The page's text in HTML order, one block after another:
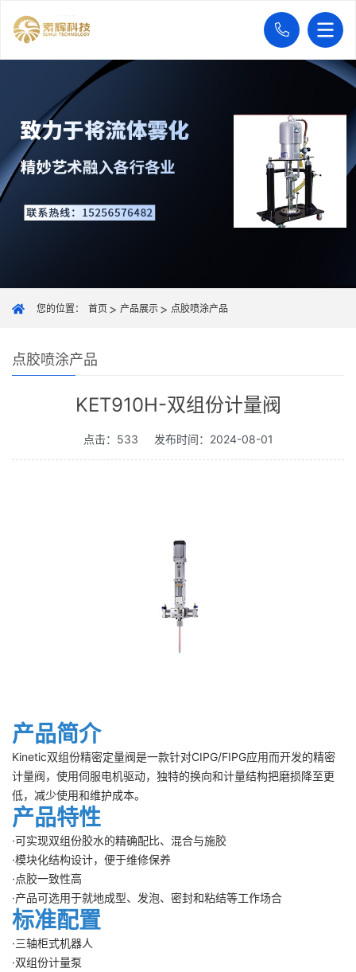
您的位置： 首页 产品展示 点胶喷涂产品
点胶喷涂产品
KET910H-双组份计量阀
点击：533 发布时间：2024-08-01
产品简介
Kinetic双组份精密定量阀是一款针对CIPG/FIPG应用而开发的精密
计量阀，使用伺服电机驱动，独特的换向和计量结构把磨损降至更
低，减少使用和维护成本。
产品特性
·可实现双组份胶水的精确配比、混合与施胶
·模块化结构设计，便于维修保养
·点胶一致性高
·产品可选用于就地成型、发泡、密封和粘结等工作场合
标准配置
·三轴柜式机器人
·双组份计量泵